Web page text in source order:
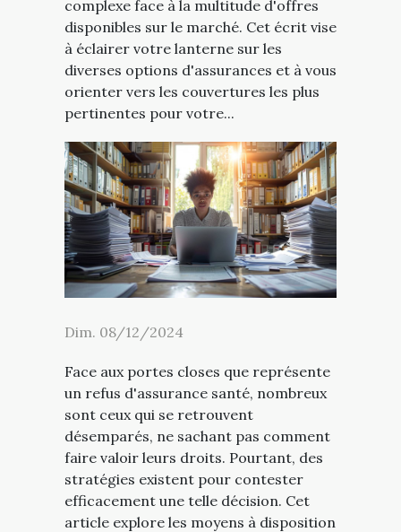
complexe face à la multitude d'offres
disponibles sur le marché. Cet écrit vise
à éclairer votre lanterne sur les
diverses options d'assurances et à vous
orienter vers les couvertures les plus
pertinentes pour votre...
Dim. 08/12/2024
Face aux portes closes que représente
un refus d'assurance santé, nombreux
sont ceux qui se retrouvent
désemparés, ne sachant pas comment
faire valoir leurs droits. Pourtant, des
stratégies existent pour contester
efficacement une telle décision. Cet
article explore les moyens à disposition